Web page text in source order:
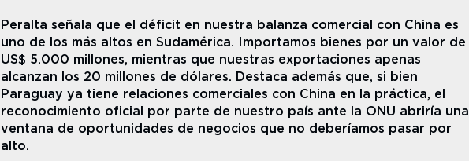
Peralta señala que el déficit en nuestra balanza comercial con China es
uno de los más altos en Sudamérica. Importamos bienes por un valor de
US$ 5.000 millones, mientras que nuestras exportaciones apenas
alcanzan los 20 millones de dólares. Destaca además que, si bien
Paraguay ya tiene relaciones comerciales con China en la práctica, el
reconocimiento oficial por parte de nuestro país ante la ONU abriría una
ventana de oportunidades de negocios que no deberíamos pasar por
alto.